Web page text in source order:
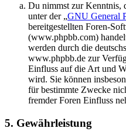
Du nimmst zur Kenntnis,
unter der „GNU General
bereitgestellten Foren-
(www.phpbb.com)
werden durch die
www.phpbb.de zur
Einfluss auf die Art und
wird. Sie können
für bestimmte Zwecke
fremder Foren Einfluss
5. Gewährleistung